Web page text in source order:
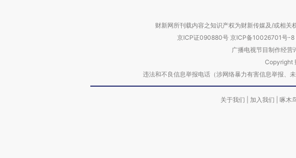
财新网所刊载内容之知识产权为财新传媒及/或相关
京ICP证090880号 京ICP备10026701号-8
广播电视节目制作经
Copyright
违法和不良信息举报电话（涉网络暴力有害信息举报
关于我们 加入我们 啄木